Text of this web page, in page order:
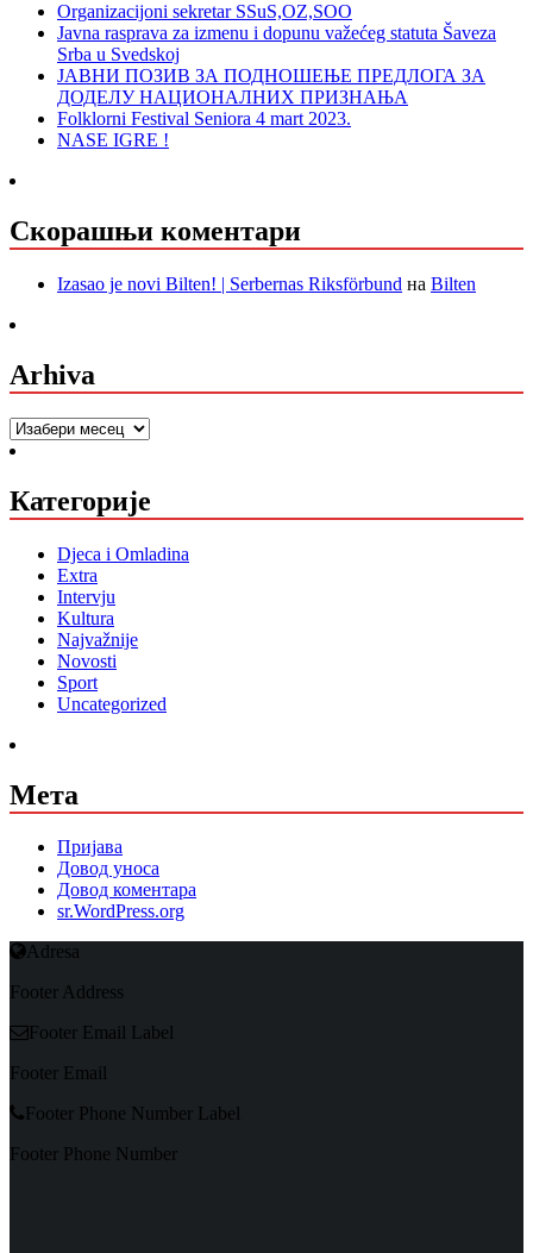
Organizacijoni sekretar SSuS,OZ,SOO
Javna rasprava za izmenu i dopunu važećeg statuta Šaveza
Srba u Svedskoj
ЈАВНИ ПОЗИВ ЗА ПОДНОШЕЊЕ ПРЕДЛОГА ЗА
ДОДЕЛУ НАЦИОНАЛНИХ ПРИЗНАЊА
Folklorni Festival Seniora 4 mart 2023.
NASE IGRE !
Скорашњи коментари
Izasao je novi Bilten! | Serbernas Riksförbund на Bilten
Arhiva
Arhiva
Категорије
Djeca i Omladina
Extra
Intervju
Kultura
Najvažnije
Novosti
Sport
Uncategorized
Мета
Пријава
Довод уноса
Довод коментара
sr.WordPress.org
Adresa
Footer Address
Footer Email Label
Footer Email
Footer Phone Number Label
Footer Phone Number